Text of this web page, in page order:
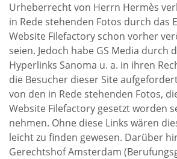
Urheberrecht von Herrn Hermès
in Rede stehenden Fotos durch das
Website Filefactory schon vorher
seien. Jedoch habe GS Media durch
Hyperlinks Sanoma u. a. in ihren
die Besucher dieser Site
von den in Rede stehenden Fotos,
Website Filefactory gesetzt worden
nehmen. Ohne diese Links wären
leicht zu finden gewesen. Darüber
Gerechtshof Amsterdam